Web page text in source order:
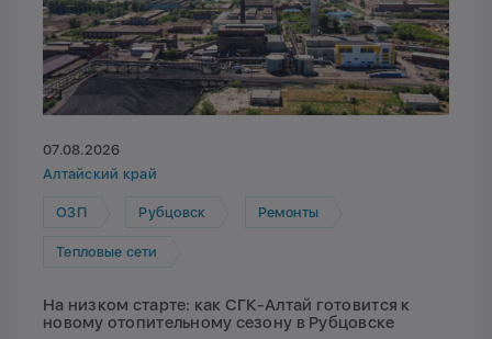
07.08.2026
Алтайский край
ОЗП Рубцовск Ремонты
Тепловые сети
На низком старте: как СГК-Алтай готовится к
новому отопительному сезону в Рубцовске